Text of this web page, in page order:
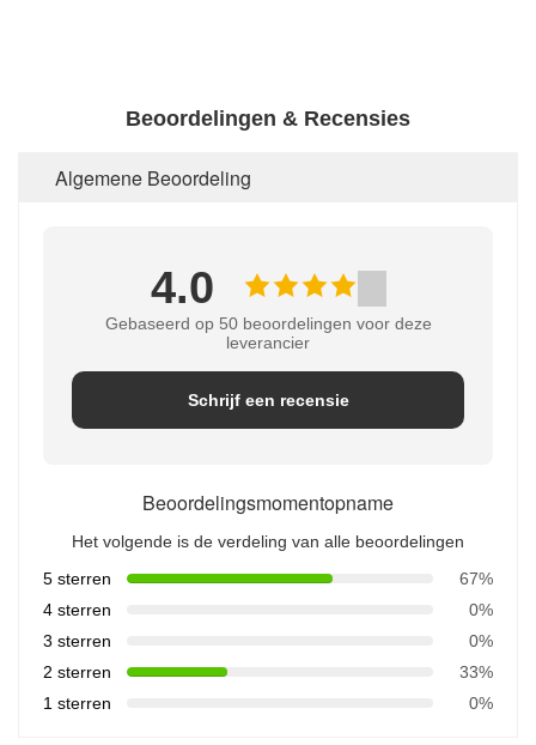
Beoordelingen & Recensies
Algemene Beoordeling
4.0
Gebaseerd op 50 beoordelingen voor deze
leverancier
Schrijf een recensie
Beoordelingsmomentopname
Het volgende is de verdeling van alle beoordelingen
5 sterren
67%
4 sterren
0%
3 sterren
0%
2 sterren
33%
1 sterren
0%